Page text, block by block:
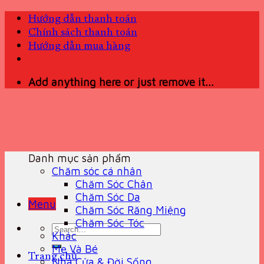
Skip
content
Hướng dẫn thanh toán
Chính sách thanh toán
Hướng dẫn mua hàng
Add anything here or just remove it...
Menu
Search
for:
Trang chủ
Danh mục sản phẩm
Chăm sóc cá nhân
Chăm Sóc Chân
Chăm Sóc Da
Chăm Sóc Răng Miệng
Chăm Sóc Tóc
Khác
Mẹ Và Bé